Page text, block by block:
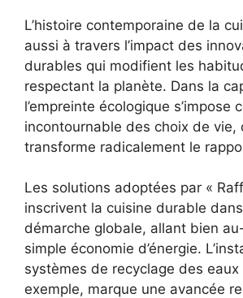
L’histoire contemporaine de la
aussi à travers l’impact des
durables qui modifient les
respectant la planète. Dans la
l’empreinte écologique s’impose
incontournable des choix de vie,
transforme radicalement le
Les solutions adoptées par «
inscrivent la cuisine durable
démarche globale, allant bien
simple économie d’énergie.
systèmes de recyclage des eaux
exemple, marque une avancée